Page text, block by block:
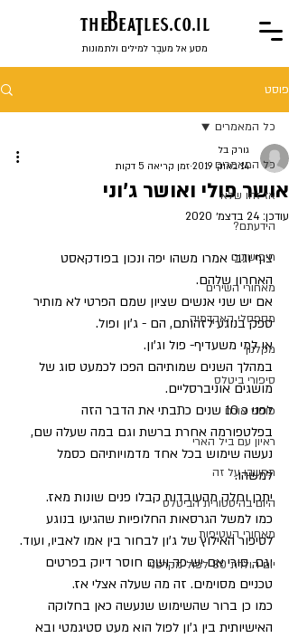
theBeaTles.co.il
מסע אל מעבֶר למילים ולתמונות
פוסט
כל המאמרים
אז זהו שלא
הידעתם?
חיפושונים
מאחורי השירים
מספסלי האקדמיה
מקלנון
סיפורי ביטלס
פוסט אורח
ראיון עם ביל הארי
תחשבו על זה
היום בהיסטורית הביטלס
מאחורי העטיפות
יום הולדת 80 לפול מקרטני
כל המאמרים
אושר פולי ואושר ג'וני
גורק בל
14 באוק׳ 2019
זמן קריאה 5 דקות
עודכן: 24 בדצמ׳ 2020
צוף וגבי אמרו משהו יפה ונכון בפודקאסט
האחרון שלהם.
אם יש שני אנשים שציון שמם הפרטי לא מותיר
ספק בנוגע לזהותם, הם - ג'ון ופול.
או למי משעדיף- פול וג'ון.
במהלך השנים שמותיהם הפכו לכמעט סוג של
מושגים אוניברסליים.
לפני כ 10 שנים כתבתי את הדבר הזה
בפלטפורמה אחרת ברשת וגם במה שעלה שם,
נעשה שימוש בכל אחד מדמויותיהם כסמל
למשהו.
יתכן וחלק מהעובדות קבלו פנים שונות מאז.
כמו למשל הגרסאות החלופיות שהגיעו בנוגע
לסיפור האילוץ של ג'ון לבחור בין אמו לאביו, ועוד.
וגם, סורי אם יש פה ושם חוסר דיוק בפרטים
טכניים מסוימים. זה מה שעלה אצלי אז.
כמו כן ברור שהשימוש שנעשה כאן בחלוקה
האישיותית בין ג'ון לפול הוא מעט סטיגמטי ובא